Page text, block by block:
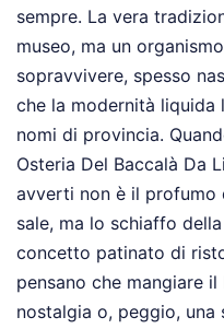
sempre. La vera
museo, ma un
sopravvivere, spesso
che la modernità liquida
nomi di provincia.
Osteria Del Baccalà Da
avverti non è il profumo
sale, ma lo schiaffo
concetto patinato di
pensano che mangiare
nostalgia o, peggio,